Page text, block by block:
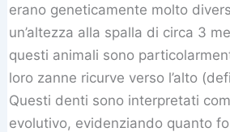
erano geneticamente molto
un’altezza alla spalla di circa 3
questi animali sono
loro zanne ricurve verso l’alto
Questi denti sono interpretati
evolutivo, evidenziando quanto